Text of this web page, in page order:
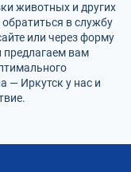
животных и других
в службу
или через форму
вам
— Иркутск у нас и